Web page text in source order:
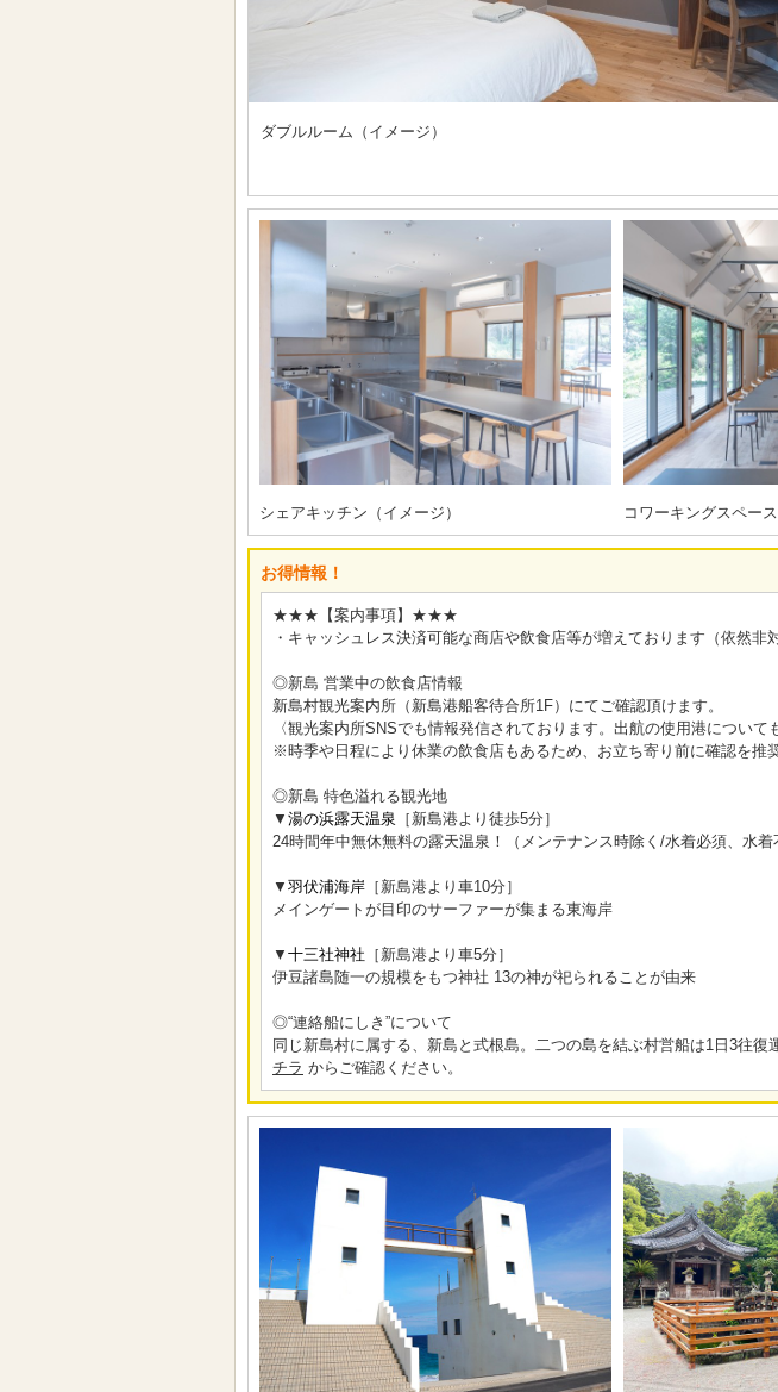
ダブルルーム（イメージ）
シェアキッチン（イメージ） コワーキングスペース
お得情報！
★★★【案内事項】★★★
・キャッシュレス決済可能な商店や飲食店等が増えております（依然非
◎新島 営業中の飲食店情報
新島村観光案内所（新島港船客待合所1F）にてご確認頂けます。
〈観光案内所SNSでも情報発信されております。出航の使用港について
※時季や日程により休業の飲食店もあるため、お立ち寄り前に確認を推
◎新島 特色溢れる観光地
▼ 湯の浜露天温泉 ［新島港より徒歩5分］
24時間年中無休無料の露天温泉！（メンテナンス時除く/水着必須、水着
▼ 羽伏浦海岸 ［新島港より車10分］
メインゲートが目印のサーファーが集まる東海岸
▼ 十三社神社 ［新島港より車5分］
伊豆諸島随一の規模をもつ神社 13の神が祀られることが由来
◎“連絡船にしき”について
同じ新島村に属する、新島と式根島。二つの島を結ぶ村営船は1日3往
チラ からご確認ください。